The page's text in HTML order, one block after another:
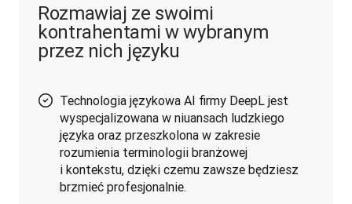
Rozmawiaj ze swoimi
kontrahentami w wybranym
przez nich języku
Technologia językowa AI firmy DeepL jest
wyspecjalizowana w niuansach ludzkiego
języka oraz przeszkolona w zakresie
rozumienia terminologii branżowej
i kontekstu, dzięki czemu zawsze będziesz
brzmieć profesjonalnie.